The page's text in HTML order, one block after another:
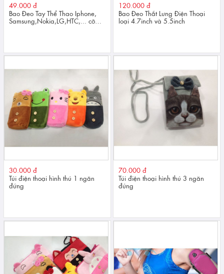
49.000 đ
Bao Đeo Tay Thể Thao Iphone,
Samsung,Nokia,LG,HTC,... cỡ
120.000 đ
Bao Đeo Thắt Lưng Điện Thoại
loại 4.7inch và 5.5inch
30.000 đ
Túi điện thoại hình thú 1 ngăn
đứng
70.000 đ
Túi điện thoại hình thú 3 ngăn
đứng